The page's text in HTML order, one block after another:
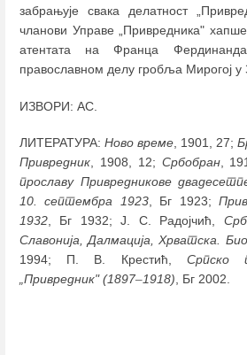
забрањује свака делатност
чланови Управе „Привредника"
атентата на Франца
православном делу гробља Мирогој у
ИЗВОРИ: АС.
ЛИТЕРАТУРА: Ново време , 1901, 27;
Привредник , 1908, 12; Србобран,
прославу Привредникове
10. септембра 1923, Бг 1923;
1932 , Бг 1932; Ј. С. Радојчић,
Славонија, Далмација, Хрватска.
1994; П. В. Крестић, Српско
„Привредник" (1897–1918) , Бг 2002.